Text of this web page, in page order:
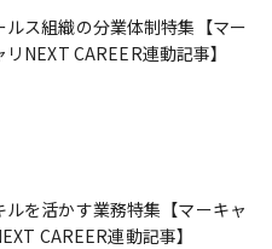
ルス組織の分業体制特集【マー
リNEXT CAREER連動記事】
ルを活かす業務特集【マーキャ
CAREER連動記事】